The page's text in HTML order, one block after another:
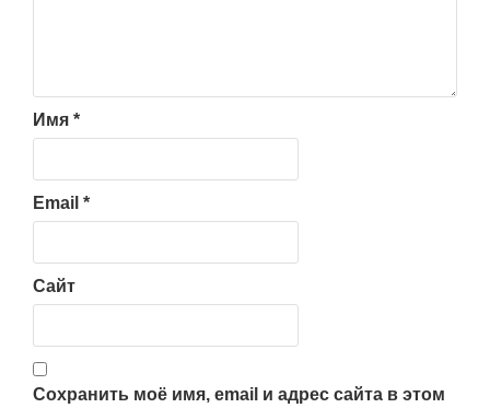
Имя *
Email *
Сайт
Сохранить моё имя, email и адрес сайта в этом